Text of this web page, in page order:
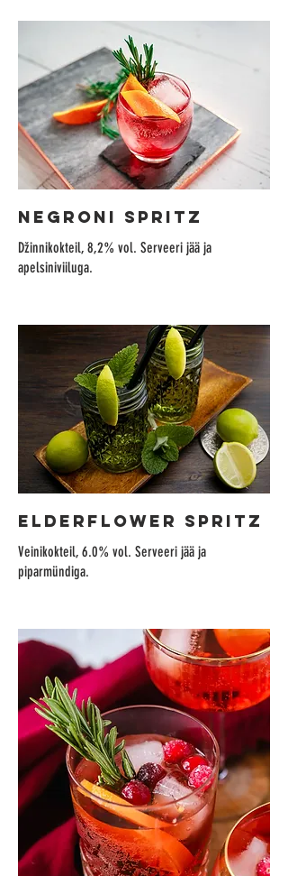
NEGRONI SPRITZ
Džinnikokteil, 8,2% vol. Serveeri jää ja
apelsiniviiluga.
ELDERFLOWER SPRITZ
Veinikokteil, 6.0% vol. Serveeri jää ja
piparmündiga.